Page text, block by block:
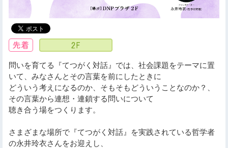
問いを育てる『てつがく対話』では、社会課題をテーマに置
いて、みなさんとその言葉を前にしたときに
どういう考えになるのか、そもそもどういうことなのか？、
その言葉から連想・連鎖する問いについて
聴き合う場をつくります。
さまざまな場所で『てつがく対話』を実践されている哲学者
の永井玲衣さんをお迎えし、